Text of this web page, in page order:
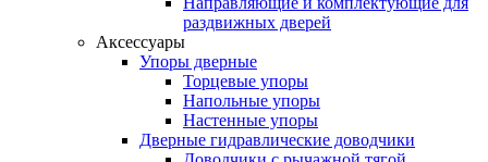
раздвижных дверей
Аксессуары
Упоры дверные
Торцевые упоры
Напольные упоры
Настенные упоры
Дверные гидравлические доводчики